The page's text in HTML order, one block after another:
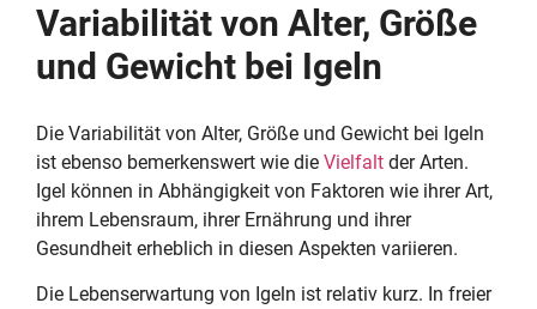
Variabilität von Alter, Größe
und Gewicht bei Igeln
Die Variabilität von Alter, Größe und Gewicht bei Igeln
ist ebenso bemerkenswert wie die Vielfalt der Arten.
Igel können in Abhängigkeit von Faktoren wie ihrer Art,
ihrem Lebensraum, ihrer Ernährung und ihrer
Gesundheit erheblich in diesen Aspekten variieren.
Die Lebenserwartung von Igeln ist relativ kurz. In freier